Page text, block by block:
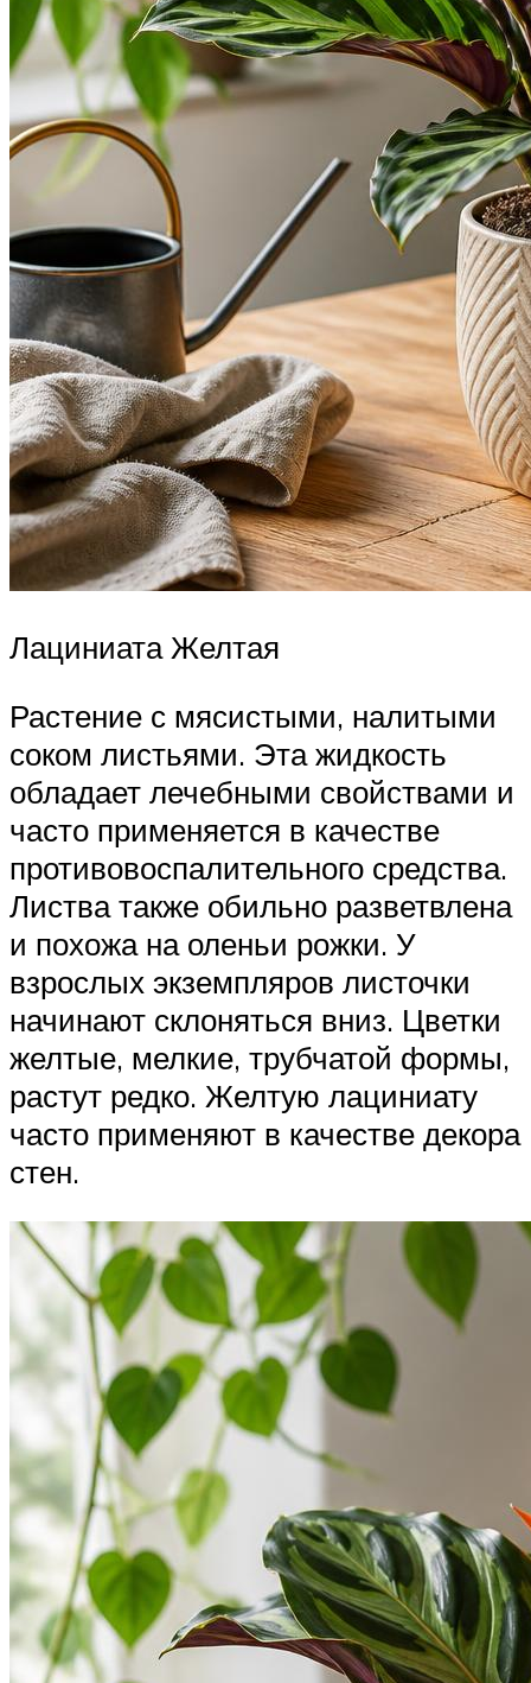
Лациниата Желтая
Растение с мясистыми, налитыми
соком листьями. Эта жидкость
обладает лечебными свойствами и
часто применяется в качестве
противовоспалительного средства.
Листва также обильно разветвлена
и похожа на оленьи рожки. У
взрослых экземпляров листочки
начинают склоняться вниз. Цветки
желтые, мелкие, трубчатой формы,
растут редко. Желтую лациниату
часто применяют в качестве декора
стен.